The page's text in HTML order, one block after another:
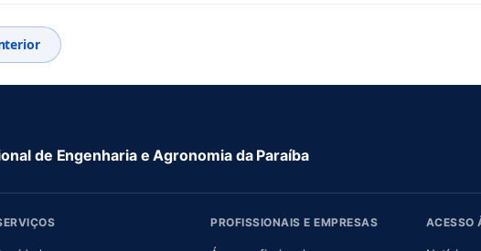
de Engenharia e Agronomia da Paraíba
PROFISSIONAIS E EMPRESAS ACESSO